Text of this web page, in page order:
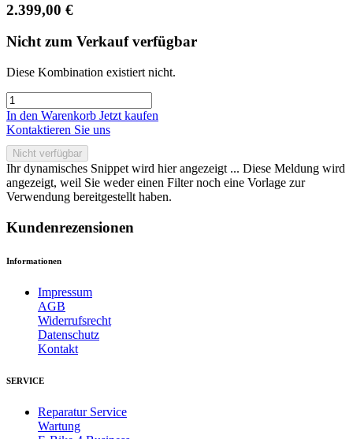
2.399,00 €
Nicht zum Verkauf verfügbar
Diese Kombination existiert nicht.
In den Warenkorb Jetzt kaufen
Kontaktieren Sie uns
Nicht verfügbar
Ihr dynamisches Snippet wird hier angezeigt ... Diese Meldung wird
angezeigt, weil Sie weder einen Filter noch eine Vorlage zur
Verwendung bereitgestellt haben.
Kundenrezensionen
Informationen
Impressum
AGB
Widerrufsrecht
Datenschutz
Kontakt
SERVICE
Reparatur Service
Wartung